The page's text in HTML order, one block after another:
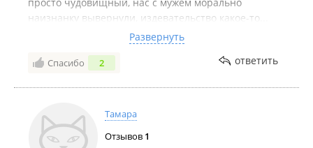
наизнанку вывернули, издевательство какое-то...
Максимально стрессовая ситуация, у меня бы не
хватило нервов, честно, а Александр - просто
мастер переговоров и выдержки. Тут много пишут
ему удаётся оставаться дружелюбным и сохранять
этот настрой с такой работой и такими
омерзительными банковскими чсвшными
Развернуть
Спасибо 2 ответить
Тамара
Отзывов 1